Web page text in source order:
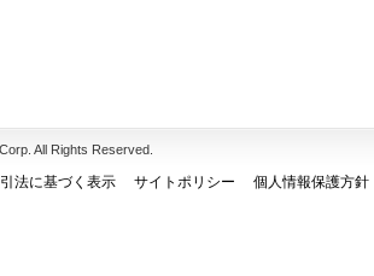
All Rights Reserved.
法に基づく表示 サイトポリシー
個人情報保護方針